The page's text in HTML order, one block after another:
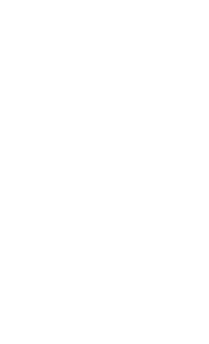
Ladenbau
optimal und